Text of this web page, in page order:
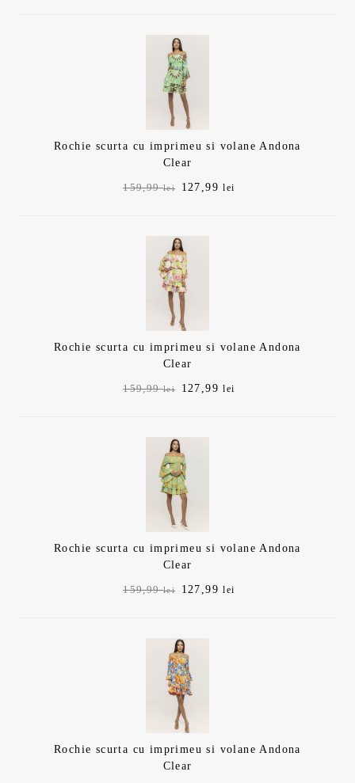
fost:
159,99 lei.
Rochie scurta cu imprimeu si volane Andona
Clear
159,99lei
Prețul
fost:
159,99 lei.
127,99lei
Rochie scurta cu imprimeu si volane Andona
Clear
159,99lei
Prețul
fost:
159,99 lei.
127,99lei
Rochie scurta cu imprimeu si volane Andona
Clear
159,99lei
Prețul
fost:
159,99 lei.
127,99lei
Rochie scurta cu imprimeu si volane Andona
Clear